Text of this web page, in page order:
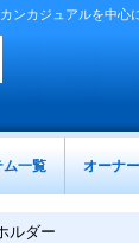
ンカジュアルを中心
ム一覧 オーナ
ルダー